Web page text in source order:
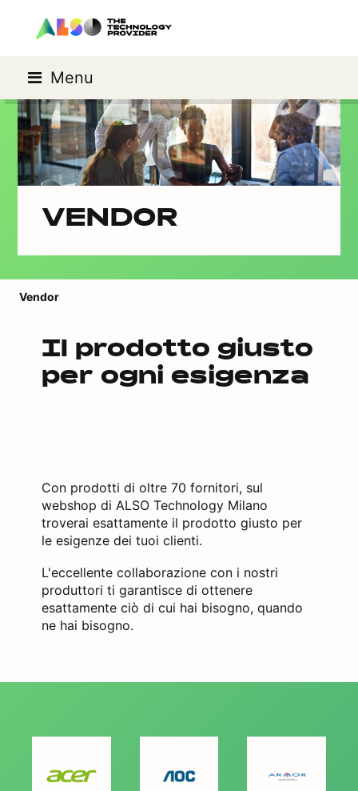
Menu
VENDOR
Vendor
Il prodotto giusto
per ogni esigenza
Con prodotti di oltre 70 fornitori, sul
webshop di ALSO Technology Milano
troverai esattamente il prodotto giusto per
le esigenze dei tuoi clienti.
L'eccellente collaborazione con i nostri
produttori ti garantisce di ottenere
esattamente ciò di cui hai bisogno, quando
ne hai bisogno.